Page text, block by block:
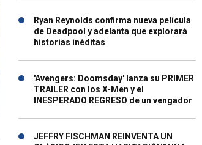
Ryan Reynolds confirma nueva película
de Deadpool y adelanta que explorará
historias inéditas
'Avengers: Doomsday' lanza su PRIMER
TRAILER con los X-Men y el
INESPERADO REGRESO de un vengador
JEFFRY FISCHMAN REINVENTA UN